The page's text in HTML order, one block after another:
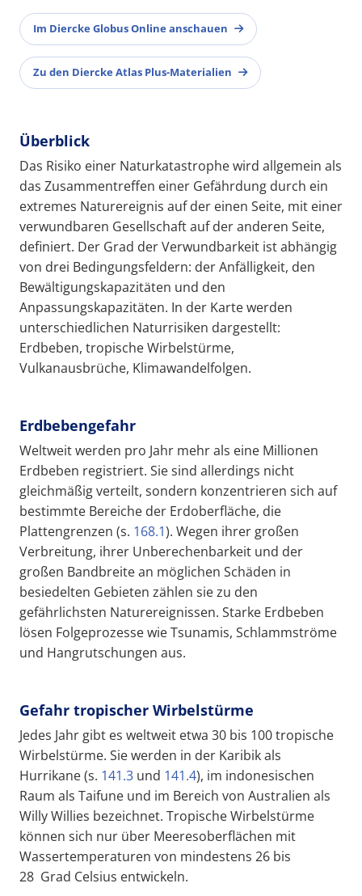
Im Diercke Globus Online anschauen
Zu den Diercke Atlas Plus-Materialien
Überblick
Das Risiko einer Naturkatastrophe wird allgemein als
das Zusammentreffen einer Gefährdung durch ein
extremes Naturereignis auf der einen Seite, mit einer
verwundbaren Gesellschaft auf der anderen Seite,
definiert. Der Grad der Verwundbarkeit ist abhängig
von drei Bedingungsfeldern: der Anfälligkeit, den
Bewältigungskapazitäten und den
Anpassungskapazitäten. In der Karte werden
unterschiedlichen Naturrisiken dargestellt:
Erdbeben, tropische Wirbelstürme,
Vulkanausbrüche, Klimawandelfolgen.
Erdbebengefahr
Weltweit werden pro Jahr mehr als eine Millionen
Erdbeben registriert. Sie sind allerdings nicht
gleichmäßig verteilt, sondern konzentrieren sich auf
bestimmte Bereiche der Erdoberfläche, die
Plattengrenzen (s. 168.1). Wegen ihrer großen
Verbreitung, ihrer Unberechenbarkeit und der
großen Bandbreite an möglichen Schäden in
besiedelten Gebieten zählen sie zu den
gefährlichsten Naturereignissen. Starke Erdbeben
lösen Folgeprozesse wie Tsunamis, Schlammströme
und Hangrutschungen aus.
Gefahr tropischer Wirbelstürme
Jedes Jahr gibt es weltweit etwa 30 bis 100 tropische
Wirbelstürme. Sie werden in der Karibik als
Hurrikane (s. 141.3 und 141.4), im indonesischen
Raum als Taifune und im Bereich von Australien als
Willy Willies bezeichnet. Tropische Wirbelstürme
können sich nur über Meeresoberflächen mit
Wassertemperaturen von mindestens 26 bis
28 Grad Celsius entwickeln.